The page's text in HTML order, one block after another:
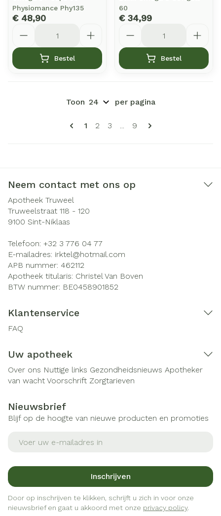
Physiomance Phy135
€ 48,90
Bestel
60
€ 34,99
Bestel
Pagina's
U lees momenteel pagina
1 Pagina
2 Pagina
3 ... Pagina
9
Toon per pagina
Neem contact met ons op
Apotheek Truweel
Truweelstraat 118 - 120
9100 Sint-Niklaas
Telefoon: +32 3 776 04 77
E-mailadres: irktel@hotmail.com
APB nummer: 462112
Apotheek titularis: Christel Van Boven
BTW nummer: BE0458901852
Klantenservice
FAQ
Uw apotheek
Over ons Nuttige links Gezondheidsnieuws Apotheker
van wacht Voorschrift Zorgtarieven
Nieuwsbrief
Blijf op de hoogte van nieuwe producten en promoties
Inschrijven
Door op inschrijven te klikken, schrijft u zich in voor onze
nieuwsbrief en gaat u akkoord met onze privacy policy.